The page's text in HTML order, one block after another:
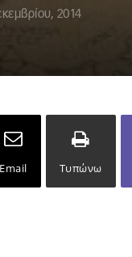
2014
Email Τυπώνω